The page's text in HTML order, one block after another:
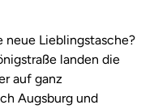
neue Lieblingstasche?
landen die
auf ganz
Augsburg und